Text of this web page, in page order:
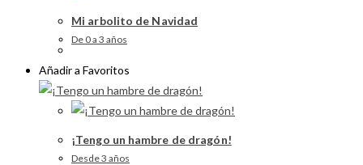
Mi arbolito de Navidad
De 0 a 3 años
Añadir a Favoritos
¡Tengo un hambre de dragón!
Desde 3 años